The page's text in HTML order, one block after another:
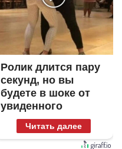
Ролик длится пару
секунд, но вы
будете в шоке от
увиденного
Читать далее